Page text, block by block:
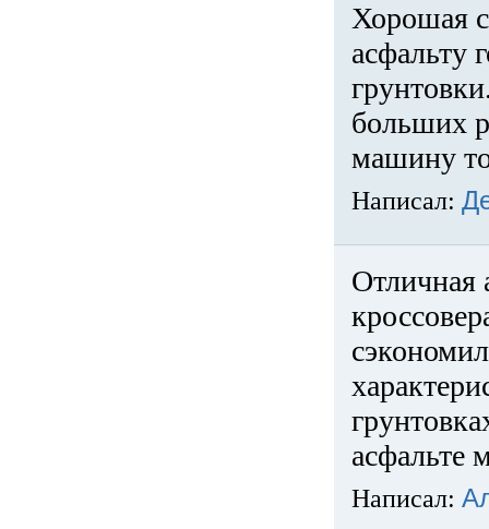
Хорошая
асфальту
больших
машину
Написал:
Отличная
асфальте
Написал: